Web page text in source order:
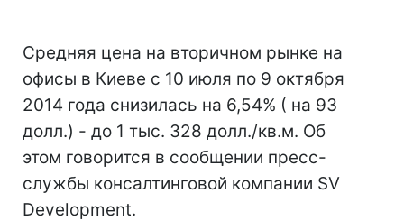
Средняя цена на вторичном рынке на
офисы в Киеве с 10 июля по 9 октября
2014 года снизилась на 6,54% ( на 93
долл.) - до 1 тыс. 328 долл./кв.м. Об
этом говорится в сообщении пресс-
службы консалтинговой компании SV
Development.